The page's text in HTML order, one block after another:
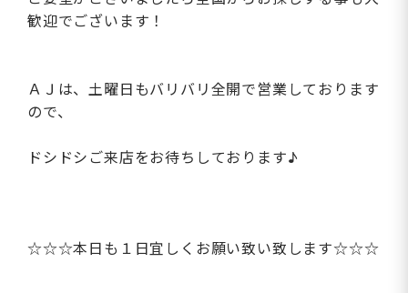
歓迎でございます！
ＡＪは、土曜日もバリバリ全開で営業しております
ので、
ドシドシご来店をお待ちしております♪
☆☆☆本日も１日宜しくお願い致い致します☆☆☆